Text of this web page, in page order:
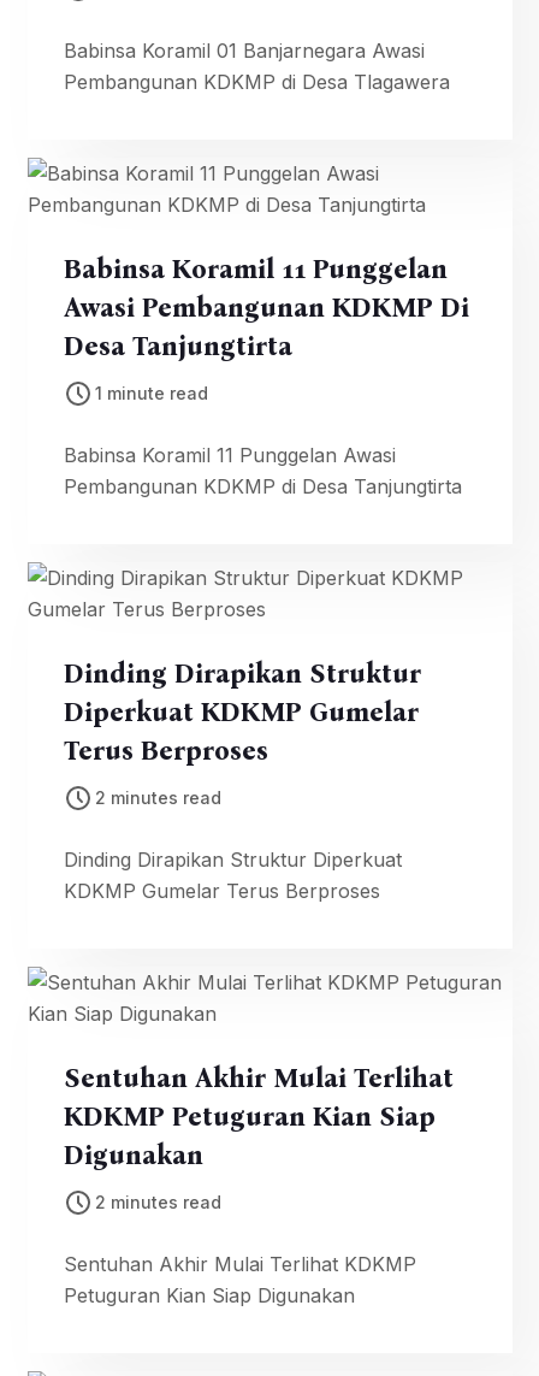
Babinsa Koramil 01 Banjarnegara Awasi
Pembangunan KDKMP di Desa Tlagawera
Babinsa Koramil 11 Punggelan
Awasi Pembangunan KDKMP Di
Desa Tanjungtirta
1 minute read
Babinsa Koramil 11 Punggelan Awasi
Pembangunan KDKMP di Desa Tanjungtirta
Dinding Dirapikan Struktur
Diperkuat KDKMP Gumelar
Terus Berproses
2 minutes read
Dinding Dirapikan Struktur Diperkuat
KDKMP Gumelar Terus Berproses
Sentuhan Akhir Mulai Terlihat
KDKMP Petuguran Kian Siap
Digunakan
2 minutes read
Sentuhan Akhir Mulai Terlihat KDKMP
Petuguran Kian Siap Digunakan